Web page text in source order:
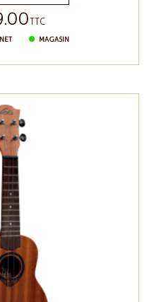
TTC
MAGASIN